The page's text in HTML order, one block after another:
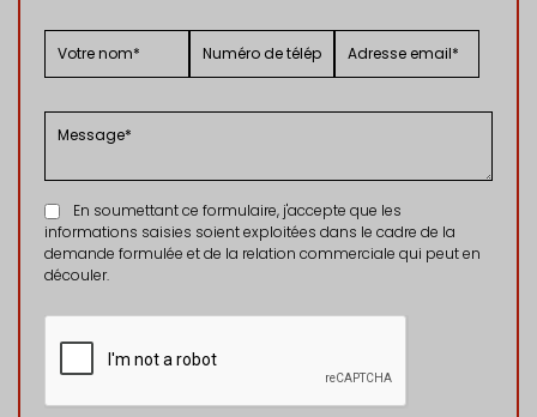
En soumettant ce formulaire, j'accepte que les
informations saisies soient exploitées dans le cadre de la
demande formulée et de la relation commerciale qui peut en
découler.